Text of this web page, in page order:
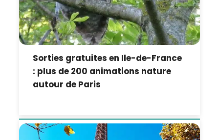
Sorties gratuites en Ile-de-France
: plus de 200 animations nature
autour de Paris